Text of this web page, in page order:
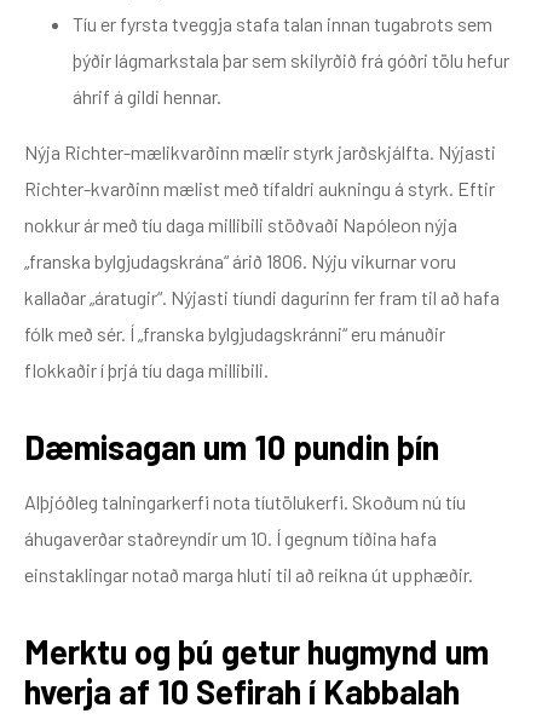
Tíu er fyrsta tveggja stafa talan innan tugabrots sem
þýðir lágmarkstala þar sem skilyrðið frá góðri tölu hefur
áhrif á gildi hennar.
Nýja Richter-mælikvarðinn mælir styrk jarðskjálfta. Nýjasti
Richter-kvarðinn mælist með tífaldri aukningu á styrk. Eftir
nokkur ár með tíu daga millibili stöðvaði Napóleon nýja
„franska bylgjudagskrána“ árið 1806. Nýju vikurnar voru
kallaðar „áratugir“. Nýjasti tíundi dagurinn fer fram til að hafa
fólk með sér. Í „franska bylgjudagskránni“ eru mánuðir
flokkaðir í þrjá tíu daga millibili.
Dæmisagan um 10 pundin þín
Alþjóðleg talningarkerfi nota tíutölukerfi. Skoðum nú tíu
áhugaverðar staðreyndir um 10. Í gegnum tíðina hafa
einstaklingar notað marga hluti til að reikna út upphæðir.
Merktu og þú getur hugmynd um
hverja af 10 Sefirah í Kabbalah